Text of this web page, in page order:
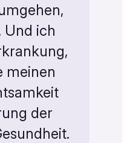
Und ich
meinen
der